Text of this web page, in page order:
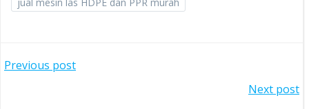
Post
Previous post
Next post